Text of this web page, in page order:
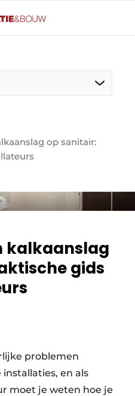
voor de aanmelding
op sanitair:
kalkaanslag
gids
problemen
en als
moet je weten hoe je